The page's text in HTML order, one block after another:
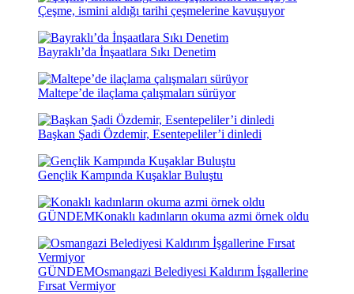
Çeşme, ismini aldığı tarihi çeşmelerine kavuşuyor
Bayraklı’da İnşaatlara Sıkı Denetim
Maltepe’de ilaçlama çalışmaları sürüyor
Başkan Şadi Özdemir, Esentepeliler’i dinledi
Gençlik Kampında Kuşaklar Buluştu
GÜNDEMKonaklı kadınların okuma azmi örnek oldu
GÜNDEMOsmangazi Belediyesi Kaldırım İşgallerine
Fırsat Vermiyor